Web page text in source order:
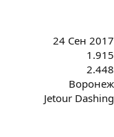
24 Сен 2017
1.915
2.448
Воронеж
Jetour Dashing